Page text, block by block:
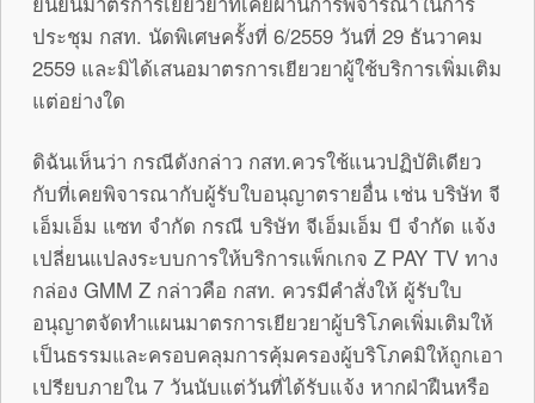
ประชุม กสท. นัดพิเศษครั้งที่ 6/2559 วันที่ 29 ธันวาคม
2559 และมิได้เสนอมาตรการเยียวยาผู้ใช้บริการเพิ่มเติม
แต่อย่างใด
ดิฉันเห็นว่า กรณีดังกล่าว กสท.ควรใช้แนวปฏิบัติเดียว
กับที่เคยพิจารณากับผู้รับใบอนุญาตรายอื่น เช่น บริษัท จี
เอ็มเอ็ม แซท จำกัด กรณี บริษัท จีเอ็มเอ็ม บี จำกัด แจ้ง
เปลี่ยนแปลงระบบการให้บริการแพ็กเกจ Z PAY TV ทาง
กล่อง GMM Z กล่าวคือ กสท. ควรมีคำสั่งให้ ผู้รับใบ
อนุญาตจัดทำแผนมาตรการเยียวยาผู้บริโภคเพิ่มเติมให้
เป็นธรรมและครอบคลุมการคุ้มครองผู้บริโภคมิให้ถูกเอา
เปรียบภายใน 7 วันนับแต่วันที่ได้รับแจ้ง หากฝ่าฝืนหรือ